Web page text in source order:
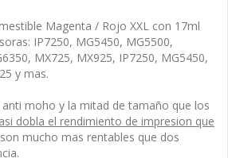
Magenta / Rojo XXL con 17ml
IP7250, MG5450, MG5500,
MX725, MX925, IP7250, MG5450,
y mas.
moho y la mitad de tamaño que los
dobla el rendimiento de impresion que
mucho mas rentables que dos